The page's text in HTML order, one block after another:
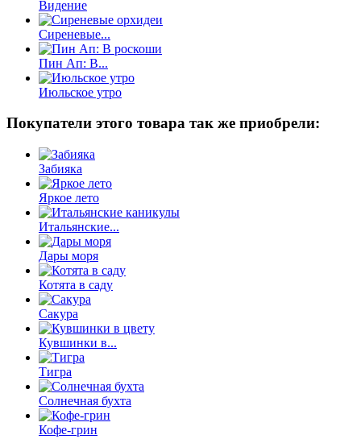
Видение
Сиреневые...
Пин Ап: В...
Июльское утро
Покупатели этого товара так же приобрели:
Забияка
Яркое лето
Итальянские...
Дары моря
Котята в саду
Сакура
Кувшинки в...
Тигра
Солнечная бухта
Кофе-грин